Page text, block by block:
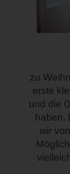
zu
erste
und die
haben.
wir